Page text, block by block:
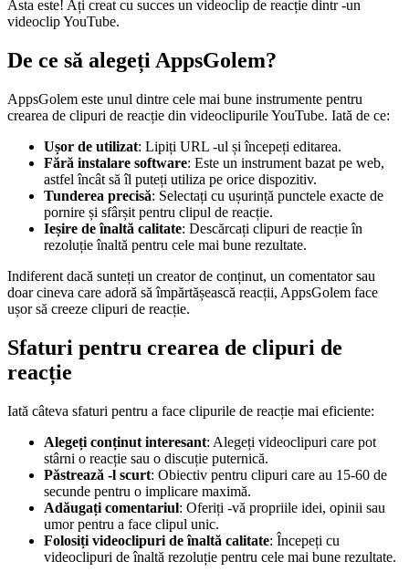
Asta este! Ați creat cu succes un videoclip de reacție dintr -un
videoclip YouTube.
De ce să alegeți AppsGolem?
AppsGolem este unul dintre cele mai bune instrumente pentru
crearea de clipuri de reacție din videoclipurile YouTube. Iată de ce:
Ușor de utilizat: Lipiți URL -ul și începeți editarea.
Fără instalare software: Este un instrument bazat pe web,
astfel încât să îl puteți utiliza pe orice dispozitiv.
Tunderea precisă: Selectați cu ușurință punctele exacte de
pornire și sfârșit pentru clipul de reacție.
Ieșire de înaltă calitate: Descărcați clipuri de reacție în
rezoluție înaltă pentru cele mai bune rezultate.
Indiferent dacă sunteți un creator de conținut, un comentator sau
doar cineva care adoră să împărtășească reacții, AppsGolem face
ușor să creeze clipuri de reacție.
Sfaturi pentru crearea de clipuri de
reacție
Iată câteva sfaturi pentru a face clipurile de reacție mai eficiente:
Alegeți conținut interesant: Alegeți videoclipuri care pot
stârni o reacție sau o discuție puternică.
Păstrează -l scurt: Obiectiv pentru clipuri care au 15-60 de
secunde pentru o implicare maximă.
Adăugați comentariul: Oferiți -vă propriile idei, opinii sau
umor pentru a face clipul unic.
Folosiți videoclipuri de înaltă calitate: Începeți cu
videoclipuri de înaltă rezoluție pentru cele mai bune rezultate.